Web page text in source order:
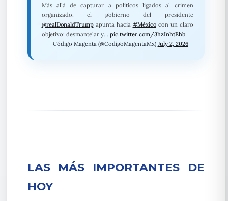
Más allá de capturar a políticos ligados al crimen
organizado, el gobierno del presidente
@realDonaldTrumpapunta hacia #Méxicocon un claro
objetivo: desmantelar y… pic.twitter.com/3hzInhtEhb
— Código Magenta (@CodigoMagentaMx) July 2, 2026
LAS MÁS IMPORTANTES DE
HOY